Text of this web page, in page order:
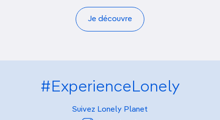
Je découvre
#ExperienceLonely
Suivez Lonely Planet